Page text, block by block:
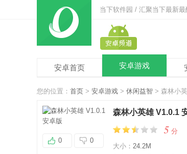
当下软件园 / 汇聚当下最新最
安卓首页 安卓游戏
您的位置： 首页 > 安卓游戏 > 休闲益智 > 森林小
0 0
森林小英雄 V1.0.1
5 分
大小： 24.2M